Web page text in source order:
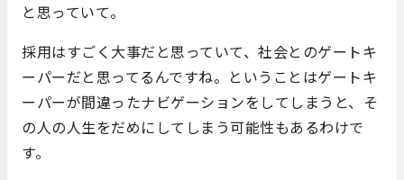
と思っていて。
採用はすごく大事だと思っていて、社会とのゲートキ
ーパーだと思ってるんですね。ということはゲートキ
ーパーが間違ったナビゲーションをしてしまうと、そ
の人の人生をだめにしてしまう可能性もあるわけで
す。